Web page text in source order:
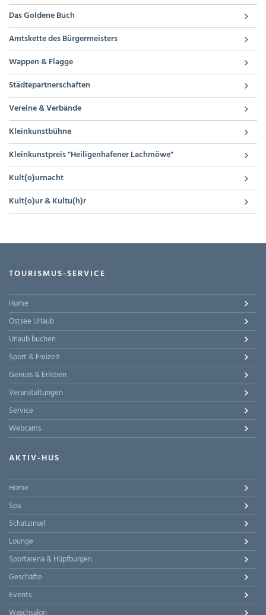
Das Goldene Buch
Amtskette des Bürgermeisters
Wappen & Flagge
Städtepartnerschaften
Vereine & Verbände
Kleinkunstbühne
Kleinkunstpreis "Heiligenhafener Lachmöwe"
Kult(o)urnacht
Kult(o)ur & Kultu(h)r
TOURISMUS-SERVICE
Home
Ostsee Urlaub
Urlaub buchen
Sport & Freizeit
Genuss & Erleben
Veranstaltungen
Service
Webcams
AKTIV-HUS
Home
Spa
Schatzinsel
Lounge
Sportarena & Hüpfburgen
Geschäfte
Events